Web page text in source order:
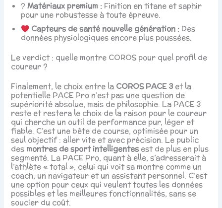
?Matériaux premium : Finition en titane et saphir
pour une robustesse à toute épreuve.
Capteurs de santé nouvelle génération : Des
données physiologiques encore plus poussées.
Le verdict : quelle montre COROS pour quel profil de
coureur ?
Finalement, le choix entre la COROS PACE 3 et la
potentielle PACE Pro n’est pas une question de
supériorité absolue, mais de philosophie. La PACE 3
reste et restera le choix de la raison pour le coureur
qui cherche un outil de performance pur, léger et
fiable. C’est une bête de course, optimisée pour un
seul objectif : aller vite et avec précision. Le public
des montres de sport intelligentes est de plus en plus
segmenté. La PACE Pro, quant à elle, s’adresserait à
l’athlète « total », celui qui voit sa montre comme un
coach, un navigateur et un assistant personnel. C’est
une option pour ceux qui veulent toutes les données
possibles et les meilleures fonctionnalités, sans se
soucier du coût.